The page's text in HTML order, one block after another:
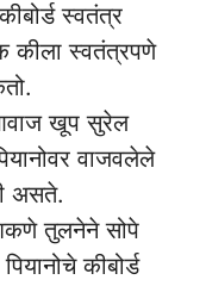
स्वतंत्र
स्वतंत्रपणे
खूप सुरेल
वाजवलेले
असते.
तुलनेने सोपे
कीबोर्ड